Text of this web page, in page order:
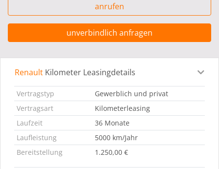
anrufen
unverbindlich anfragen
Leasingdetails Fahrzeugdetails
Renault Kilometer Leasingdetails
Vertragstyp
Gewerblich und privat
Vertragsart
Kilometerleasing
Laufzeit
36 Monate
Laufleistung
5000 km/Jahr
Bereitstellung
1.250,00 €